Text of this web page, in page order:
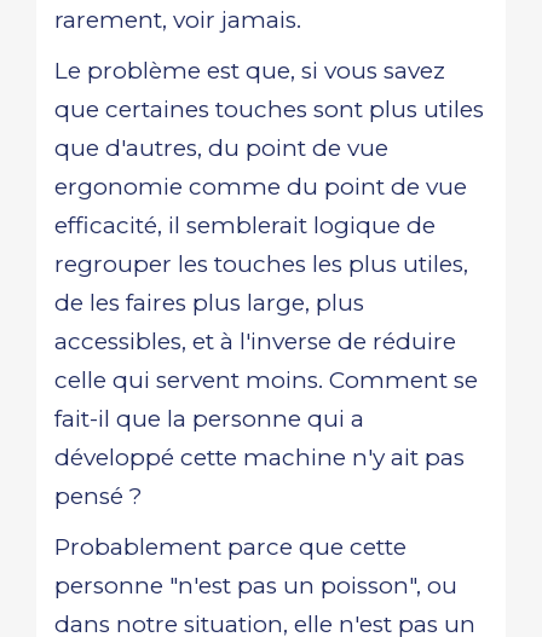
rarement, voir jamais.
Le problème est que, si vous savez
que certaines touches sont plus utiles
que d'autres, du point de vue
ergonomie comme du point de vue
efficacité, il semblerait logique de
regrouper les touches les plus utiles,
de les faires plus large, plus
accessibles, et à l'inverse de réduire
celle qui servent moins. Comment se
fait-il que la personne qui a
développé cette machine n'y ait pas
pensé ?
Probablement parce que cette
personne "n'est pas un poisson", ou
dans notre situation, elle n'est pas un